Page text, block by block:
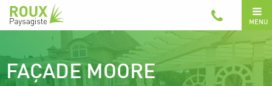
MENU
FAÇADE MOORE